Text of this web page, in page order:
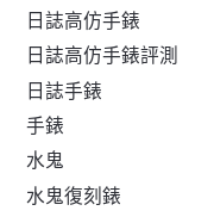
日誌高仿手錶
日誌高仿手錶評測
日誌手錶
手錶
水鬼
水鬼復刻錶